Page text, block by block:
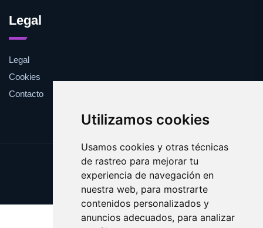
Utilizamos cookies
Usamos cookies y otras técnicas
de rastreo para mejorar tu
experiencia de navegación en
nuestra web, para mostrarte
contenidos personalizados y
anuncios adecuados, para analizar
Legal
Legal
Cookies
Contacto
Update cookies preferences
Copyright © 2025 estival.es